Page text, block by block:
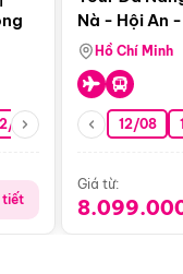
08 26/08 05/09
tiết
Nà - Hội An
Động Thiên
Hồ Chí Minh
12/08
Giá từ: